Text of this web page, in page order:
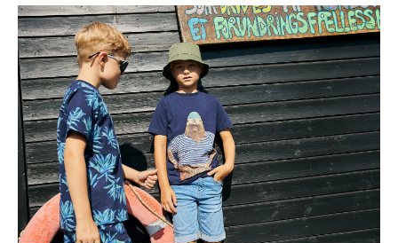
INTERVIEW
Meet Me
SCIMPARELLO
Chi siamo
Newsletter
Privacy Policy
Imprint